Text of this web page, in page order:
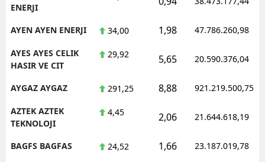
ENERJI
AYEN AYEN ENERJI 34,00 1,98 47.786.260,98
AYES AYES CELIK
HASIR VE CIT
29,92 5,65 20.590.376,04
AYGAZ AYGAZ 291,25 8,88 921.219.500,75
AZTEK AZTEK
TEKNOLOJI
4,45 2,06 21.644.618,19
BAGFS BAGFAS 24,52 1,66 23.187.019,78